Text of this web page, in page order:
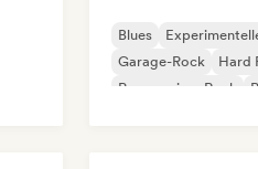
Blues
Garage-Rock
Hard
Progressiver Rock